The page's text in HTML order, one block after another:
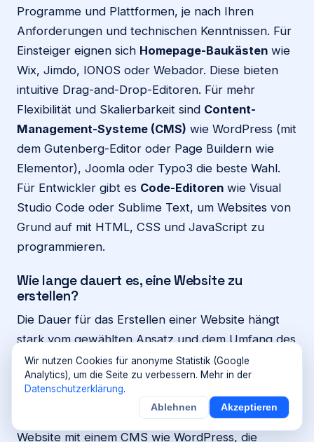
Programme und Plattformen, je nach Ihren
Anforderungen und technischen Kenntnissen. Für
Einsteiger eignen sich Homepage-Baukästen wie
Wix, Jimdo, IONOS oder Webador. Diese bieten
intuitive Drag-and-Drop-Editoren. Für mehr
Flexibilität und Skalierbarkeit sind Content-
Management-Systeme (CMS) wie WordPress (mit
dem Gutenberg-Editor oder Page Buildern wie
Elementor), Joomla oder Typo3 die beste Wahl.
Für Entwickler gibt es Code-Editoren wie Visual
Studio Code oder Sublime Text, um Websites von
Grund auf mit HTML, CSS und JavaScript zu
programmieren.
Wie lange dauert es, eine Website zu
erstellen?
Die Dauer für das Erstellen einer Website hängt
stark vom gewählten Ansatz und dem Umfang des
Projekts ab. Eine einfache Website mit einem
Homepage-Baukasten kann in wenigen Stunden
bis zu einem Tag fertiggestellt sein, wenn alle
Inhalte bereits vorliegen. Eine professionelle
Website mit einem CMS wie WordPress, die
Wir nutzen Cookies für anonyme Statistik (Google
Analytics), um die Seite zu verbessern. Mehr in der
Datenschutzerklärung.
Ablehnen Akzeptieren